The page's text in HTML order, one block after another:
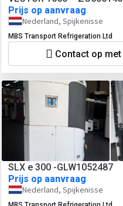
Prijs op aanvraag
Nederland, Spijkenisse
MBS Transport Refrigeration Ltd
Contact op
SLX e 300 -GLW1052487
Prijs op aanvraag
Nederland, Spijkenisse